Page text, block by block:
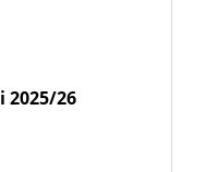
2025/26